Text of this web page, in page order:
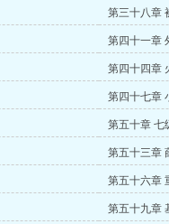
第三十八章
第四十一章
第四十四章
第四十七章
第五十章 七
第五十三章
第五十六章
第五十九章